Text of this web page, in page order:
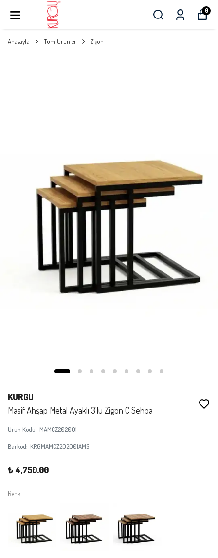
0
Anasayfa Tüm Ürünler Zigon
KURGU
Masif Ahşap Metal Ayaklı 3'lü Zigon C Sehpa
Ürün Kodu: MAMCZ202001
Barkod: KRGMAMCZ202001AMS
₺ 4,750.00
Renk